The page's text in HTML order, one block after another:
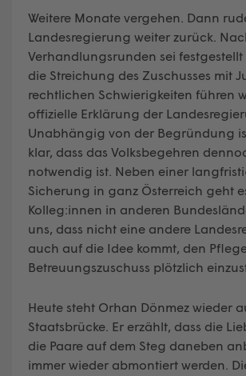
Weitere Monate vergehen. Dann
Landesregierung weiter zurück.
Verhandlungsrunden sei festgestellt
die Streichung des Zuschusses mit
rechtlichen Schwierigkeiten führen
offizielle Erklärung der
Unabhängig von der Begründung
klar, dass das Volksbegehren
notwendig ist. Neben einer
Sicherung in ganz Österreich geht
Kolleg:innen in anderen
uns, dass nicht eine andere
auch auf die Idee kommt, den
Betreuungszuschuss plötzlich
Heute steht Orhan Dönmez wieder
Staatsbrücke. Er erzählt, dass die
die Paare auf dem Steg daneben
immer wieder abmontiert werden.